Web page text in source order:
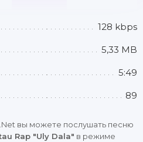
128 kbps
5,33 MB
5:49
89
вы можете послушать песню
Rap "Uly Dala" в режиме